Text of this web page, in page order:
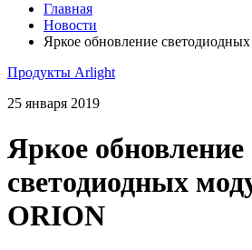
Главная
Новости
Яркое обновление
Продукты Arlight
25 января 2019
Яркое обновление
светодиодных
ORION